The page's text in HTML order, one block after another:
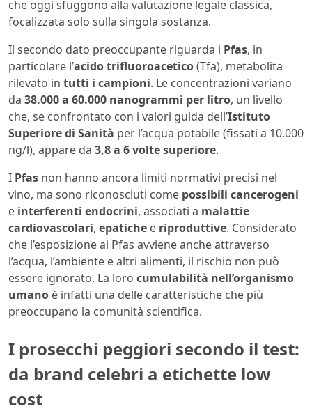
che oggi sfuggono alla valutazione legale classica,
focalizzata solo sulla singola sostanza.
Il secondo dato preoccupante riguarda i Pfas, in
particolare l’acido trifluoroacetico(Tfa), metabolita
rilevato in tutti i campioni. Le concentrazioni variano
da 38.000 a 60.000 nanogrammi per litro, un livello
che, se confrontato con i valori guida dell’Istituto
Superiore di Sanità per l’acqua potabile (fissati a 10.000
ng/l), appare da 3,8 a 6 volte superiore.
I Pfas non hanno ancora limiti normativi precisi nel
vino, ma sono riconosciuti come possibili cancerogeni
e interferenti endocrini, associati a malattie
cardiovascolari, epatiche e riproduttive. Considerato
che l’esposizione ai Pfas avviene anche attraverso
l’acqua, l’ambiente e altri alimenti, il rischio non può
essere ignorato. La loro cumulabilità nell’organismo
umano è infatti una delle caratteristiche che più
preoccupano la comunità scientifica.
I prosecchi peggiori secondo il test:
da brand celebri a etichette low
cost